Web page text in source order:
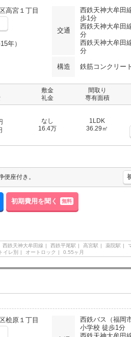
高宮１丁目
交通
西鉄天神大牟田
歩1分
西鉄天神大牟田
分
西鉄天神大牟田
分
年）
構造 鉄筋コンクリー
敷金
礼金
間取り
専有面積
なし
16.4万
1LDK
36.29㎡
座付き。
初期費用を聞く 無料
西鉄天神大牟田線 西鉄平尾駅 高宮駅 薬院駅
イレ別 オートロック 0.55ヶ月
桧原１丁目
西鉄バス（福岡
小学校 徒歩1分